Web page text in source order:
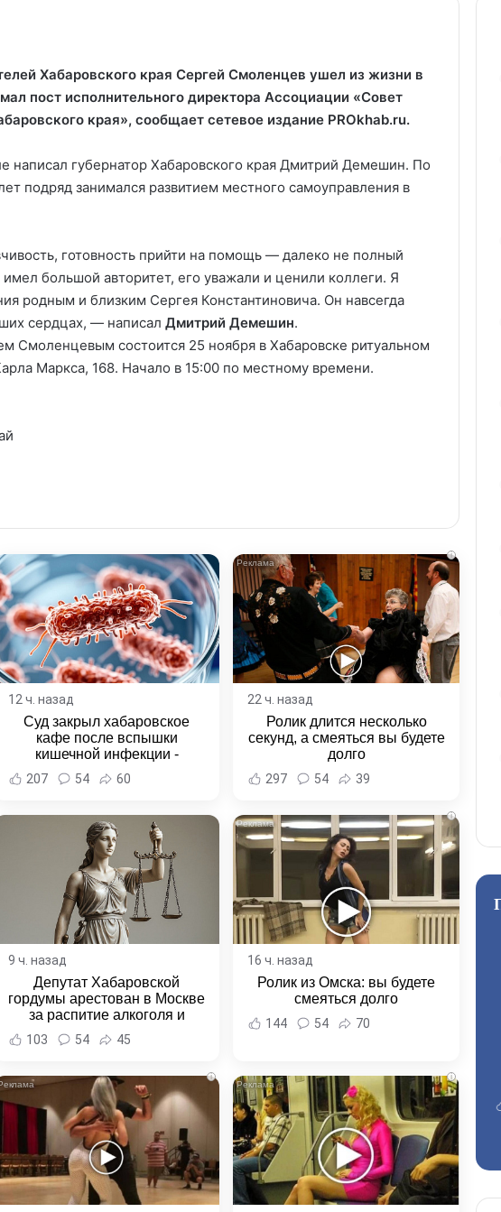
Хабаровского края Сергей Смоленцев ушел из жизни в
пост исполнительного директора Ассоциации «Совет
края», сообщает сетевое издание PROkhab.ru.
написал губернатор Хабаровского края Дмитрий Демешин. По
подряд занимался развитием местного самоуправления в
готовность прийти на помощь — далеко не полный
имел большой авторитет, его уважали и ценили коллеги. Я
родным и близким Сергея Константиновича. Он навсегда
сердцах, — написал Дмитрий Демешин.
Смоленцевым состоится 25 ноября в Хабаровске ритуальном
Маркса, 168. Начало в 15:00 по местному времени.
12 ч. назад
Суд закрыл хабаровское
кафе после вспышки
кишечной инфекции -
Новости Хабаровска и
Хабаровского края
207 54 60
i
22 ч. назад
Ролик длится несколько
секунд, а смеяться вы будете
долго
297 54 39
9 ч. назад
Депутат Хабаровской
гордумы арестован в Москве
за распитие алкоголя и
неповиновение полиции -
Новости Хабаровска и
103 54 45
i
16 ч. назад
Ролик из Омска: вы будете
смеяться долго
144 54 70
i i